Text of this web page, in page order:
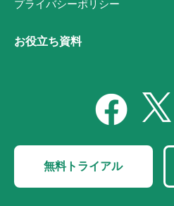
プライバシーポリシー
お役立ち資料
無料トライアル